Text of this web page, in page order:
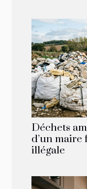
Déchets
d’un maire
illégale